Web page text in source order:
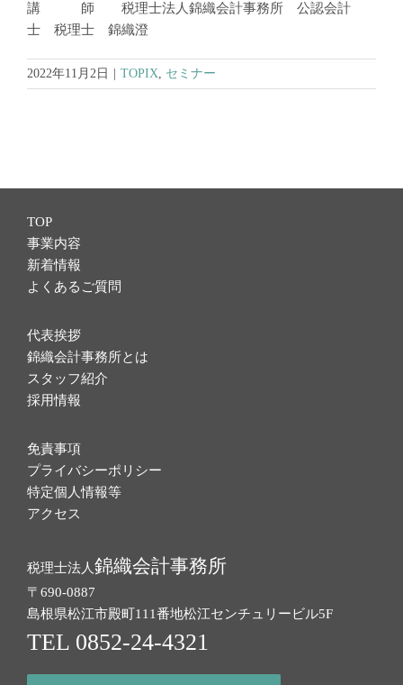
講 師 税理士法人錦織会計事務所 公認会計
士 税理士 錦織澄
2022年11月2日 TOPIX, セミナー
TOP
事業内容
新着情報
よくあるご質問
代表挨拶
錦織会計事務所とは
スタッフ紹介
採用情報
免責事項
プライバシーポリシー
特定個人情報等
アクセス
税理士法人錦織会計事務所
〒690-0887
島根県松江市殿町111番地松江センチュリービル5F
TEL 0852-24-4321